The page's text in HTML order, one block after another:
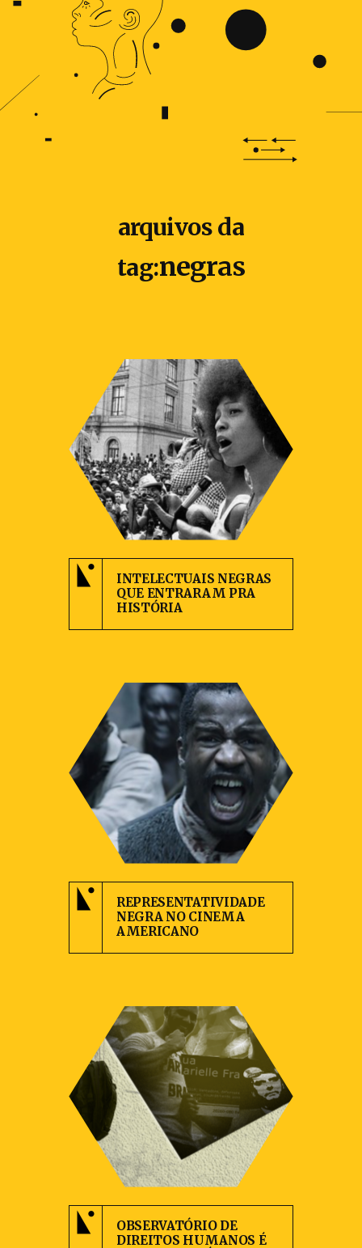
arquivos da
tag:negras
INTELECTUAIS NEGRAS
QUE ENTRARAM PRA
HISTÓRIA
REPRESENTATIVIDADE
NEGRA NO CINEMA
AMERICANO
OBSERVATÓRIO DE
DIREITOS HUMANOS É